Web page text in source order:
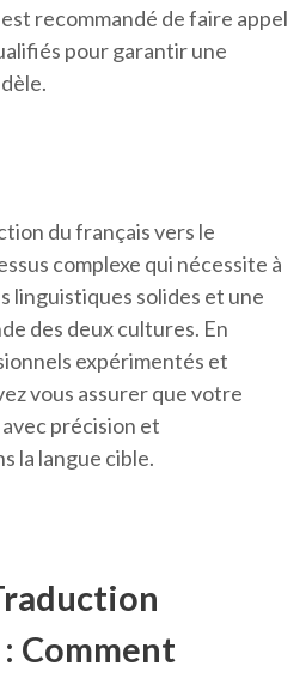
recommandé de faire appel
pour garantir une
du français vers le
complexe qui nécessite à
linguistiques solides et une
des deux cultures. En
expérimentés et
vous assurer que votre
précision et
la langue cible.
Comment